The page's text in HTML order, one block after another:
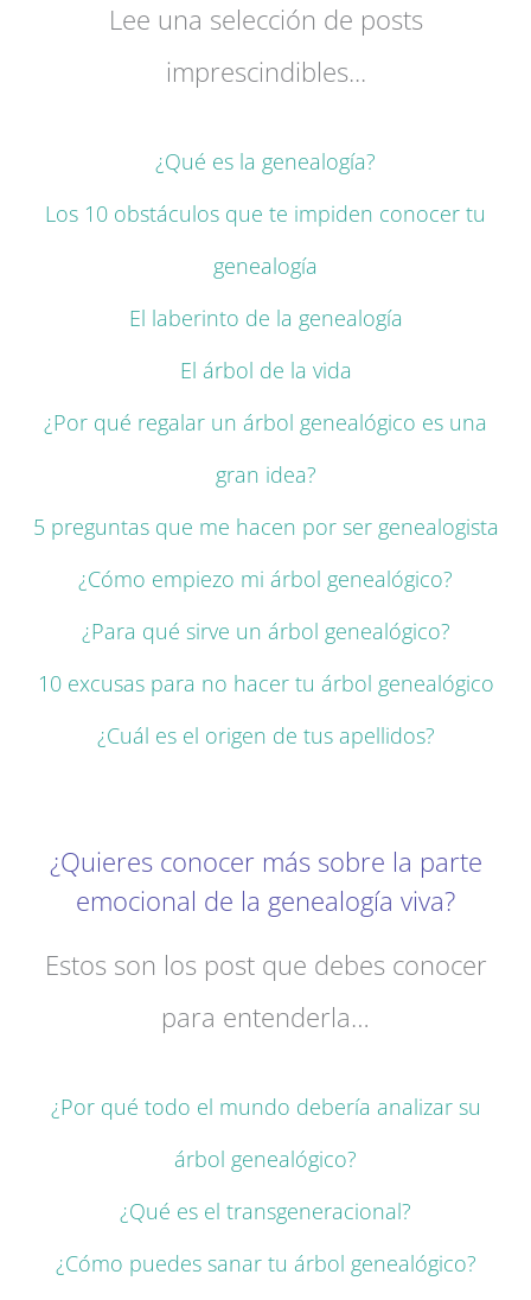
Lee una selección de posts
imprescindibles...
¿Qué es la genealogía?
Los 10 obstáculos que te impiden conocer tu
genealogía
El laberinto de la genealogía
El árbol de la vida
¿Por qué regalar un árbol genealógico es una
gran idea?
5 preguntas que me hacen por ser genealogista
¿Cómo empiezo mi árbol genealógico?
¿Para qué sirve un árbol genealógico?
10 excusas para no hacer tu árbol genealógico
¿Cuál es el origen de tus apellidos?
¿Quieres conocer más sobre la parte
emocional de la genealogía viva?
Estos son los post que debes conocer
para entenderla…
¿Por qué todo el mundo debería analizar su
árbol genealógico?
¿Qué es el transgeneracional?
¿Cómo puedes sanar tu árbol genealógico?